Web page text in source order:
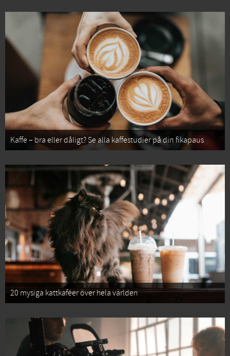
Kaffe – bra eller dåligt? Se alla kaffestudier på din fikapaus
20 mysiga kattkaféer över hela världen